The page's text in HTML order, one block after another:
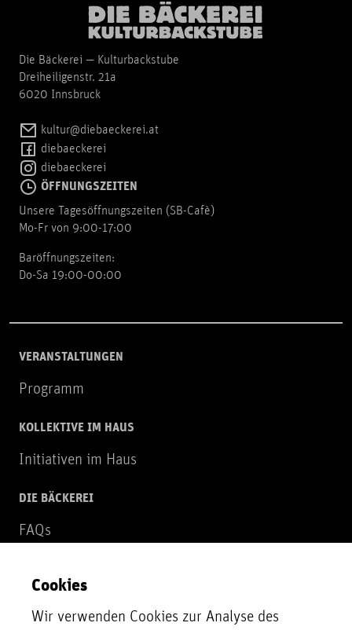
Die Bäckerei — Kulturbackstube
Dreiheiligenstr. 21a
6020 Innsbruck
kultur@diebaeckerei.at
diebaeckerei
diebaeckerei
ÖFFNUNGSZEITEN
Unsere Tagesöffnungszeiten (SB-Cafè)
Mo-Fr von 9:00-17:00
Baröffnungszeiten:
Do-Sa 19:00-00:00
VERANSTALTUNGEN
Programm
KOLLEKTIVE IM HAUS
Initiativen im Haus
DIE BÄCKEREI
FAQs
NEWSLETTER
Zur Newsletter Anmeldung
Cookies
Wir verwenden Cookies zur Analyse des